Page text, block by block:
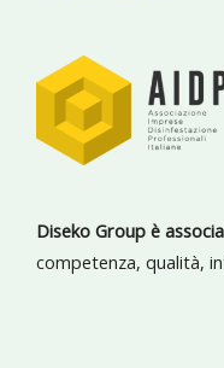
Diseko Group è
competenza, qualità,